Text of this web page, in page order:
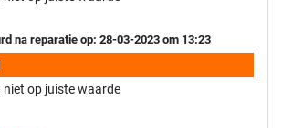
na reparatie op: 28-03-2023 om 13:23
op juiste waarde